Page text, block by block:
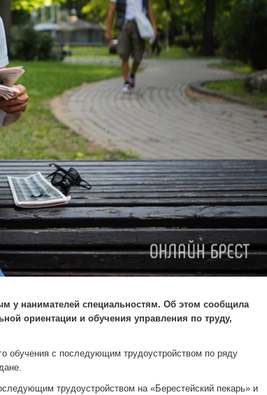
у нанимателей специальностям. Об этом сообщила
ориентации и обучения управления по труду,
обучения с последующим трудоустройством по ряду
трудоустройством на «Берестейский пекарь» и